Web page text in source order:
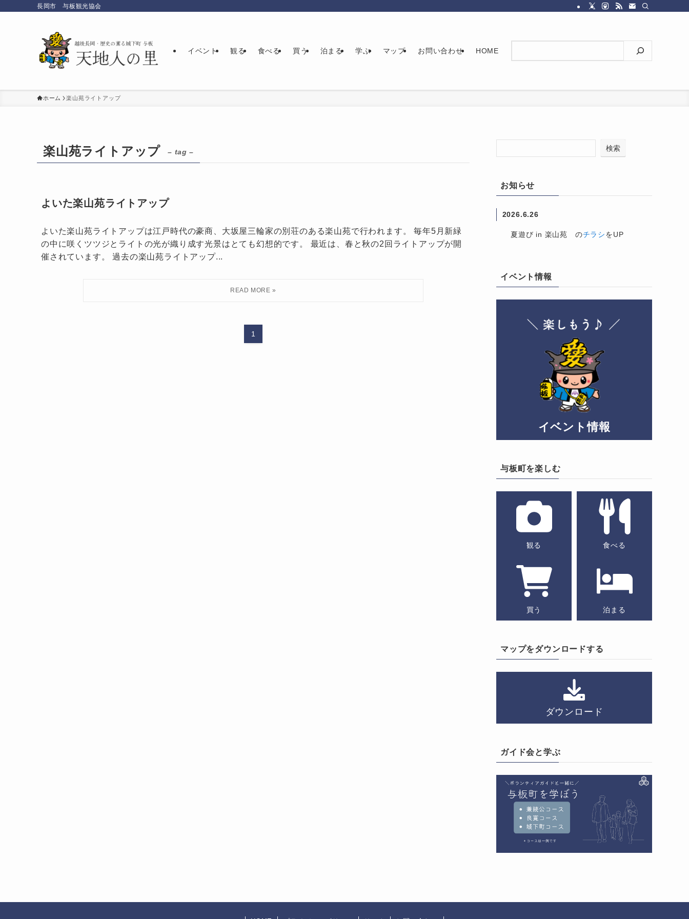
長岡市 与板観光協会
イベント 観る 食べる 買う 泊まる 学ぶ マップ お問い合わせ HOME
ホーム 楽山苑ライトアップ
楽山苑ライトアップ – tag –
よいた楽山苑ライトアップ
よいた楽山苑ライトアップは江戸時代の豪商、大坂屋三輪家の別荘のある楽山苑で行われます。 毎年5月新緑
の中に咲くツツジとライトの光が織り成す光景はとても幻想的です。 最近は、春と秋の2回ライトアップが開
催されています。 過去の楽山苑ライトアップ...
1
検索
お知らせ
2026.6.26
夏遊び in 楽山苑 のチラシをUP
イベント情報
イベント情報
与板町を楽しむ
観る 食べる
買う 泊まる
マップをダウンロードする
ダウンロード
ガイド会と学ぶ